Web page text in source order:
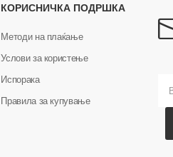
КОРИСНИЧКА ПОДРШКА
Методи на плаќање
Услови за користење
Испорака
Правила за купување